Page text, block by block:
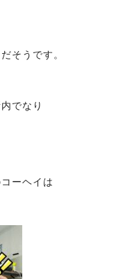
そうです。
でなり
ーヘイは